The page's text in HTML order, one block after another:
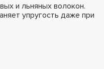
и льняных волокон.
упругость даже при